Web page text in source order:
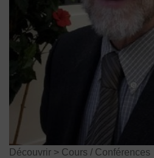
Découvrir > Cours / Conférences